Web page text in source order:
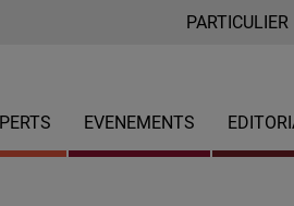
PARTICULIER
EVENEMENTS